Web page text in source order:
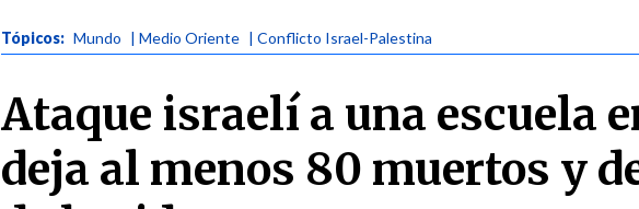
Tópicos: Mundo | Medio Oriente | Conflicto Israel-Palestina
Ataque israelí a una escuela
deja al menos 80 muertos y